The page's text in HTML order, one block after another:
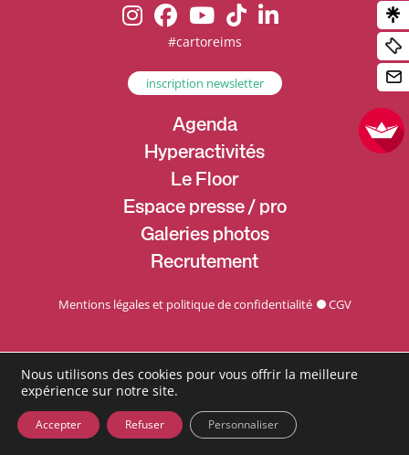
#cartoreims
inscription newsletter
Agenda
Hyperactivités
Le Floor
Espace presse / pro
Galeries photos
Recrutement
Mentions légales et politique de confidentialité CGV
Nous utilisons des cookies pour vous offrir la meilleure
expérience sur notre site.
Accepter Refuser Personnaliser